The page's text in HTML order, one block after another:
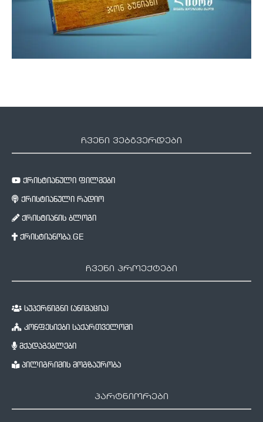
ჩვენი ვებგვერდები
ქრისტიანული ფილმები
ქრისტიანული რადიო
ქრისტიანის ბლოგი
ქრისტიანობა.GE
ჩვენი პროექტები
სუპერწიგნი (ანიმაცია)
კონფესიები საქართველოში
მქადაგებლები
პილიგრიმის მოგზაურობა
პარტნიორები